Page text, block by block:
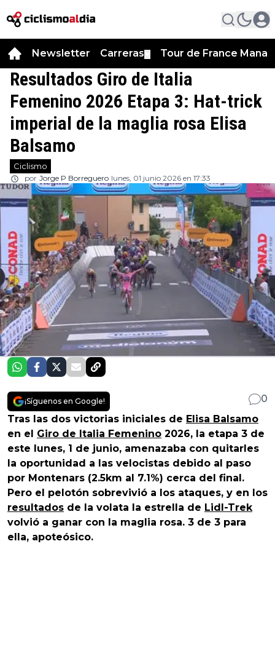
Newsletter Carreras Tour de France
Resultados Giro de Italia
Femenino 2026 Etapa 3: Hat-trick
imperial de la maglia rosa Elisa
Balsamo
Ciclismo
por Jorge P Borreguero lunes, 01 junio 2026 en 17:33
¡Síguenos en Google!
0
Tras las dos victorias iniciales de Elisa Balsamo
en el Giro de Italia Femenino 2026, la etapa 3 de
este lunes, 1 de junio, amenazaba con quitarles
la oportunidad a las velocistas debido al paso
por Montenars (2.5km al 7.1%) cerca del final.
Pero el pelotón sobrevivió a los ataques, y en los
resultados de la volata la estrella de Lidl-Trek
volvió a ganar con la maglia rosa. 3 de 3 para
ella, apoteósico.